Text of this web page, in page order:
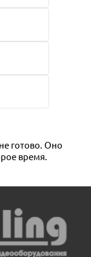
готово. Оно
время.